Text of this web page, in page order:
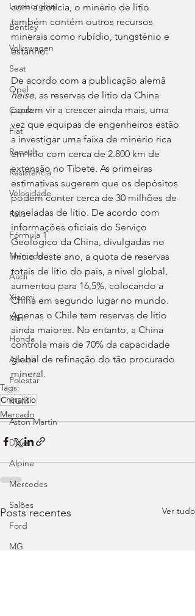
Lamborghini
Bentley
Volkswagen
Seat
Opel
Cupra
Fiat
Renault
Resistência
Velocidade
Ralis
Fórmula 1
Mercado
Audi
Xiaomi
Mini
Honda
Abarth
Polestar
KGM
Aston Martin
Dicas
Alpine
Mercedes
Salões
Ford
MG
com a notícia, o minério de lítio
também contém outros recursos
minerais como rubídio, tungsténio e
estanho.
De acordo com a publicação alemã
heise, as reservas de lítio da China
podem vir a crescer ainda mais, uma
vez que equipas de engenheiros estão
a investigar uma faixa de minério rica
em lítio com cerca de 2.800 km de
extensão no Tibete. As primeiras
estimativas sugerem que os depósitos
podem conter cerca de 30 milhões de
toneladas de lítio. De acordo com
informações oficiais do Serviço
Geológico da China, divulgadas no
início deste ano, a quota de reservas
totais de lítio do país, a nível global,
aumentou para 16,5%, colocando a
China em segundo lugar no mundo.
Apenas o Chile tem reservas de lítio
ainda maiores. No entanto, a China
controla mais de 70% da capacidade
global de refinação do tão procurado
mineral.
Tags:
Chinalítio
Mercado
Posts recentes Ver tudo